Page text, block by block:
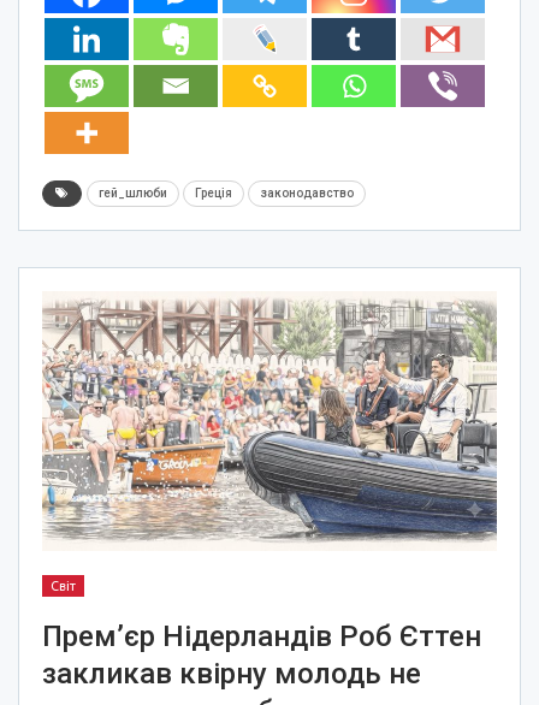
гей_шлюби Греція законодавство
Світ
Прем’єр Нідерландів Роб Єттен
закликав квірну молодь не